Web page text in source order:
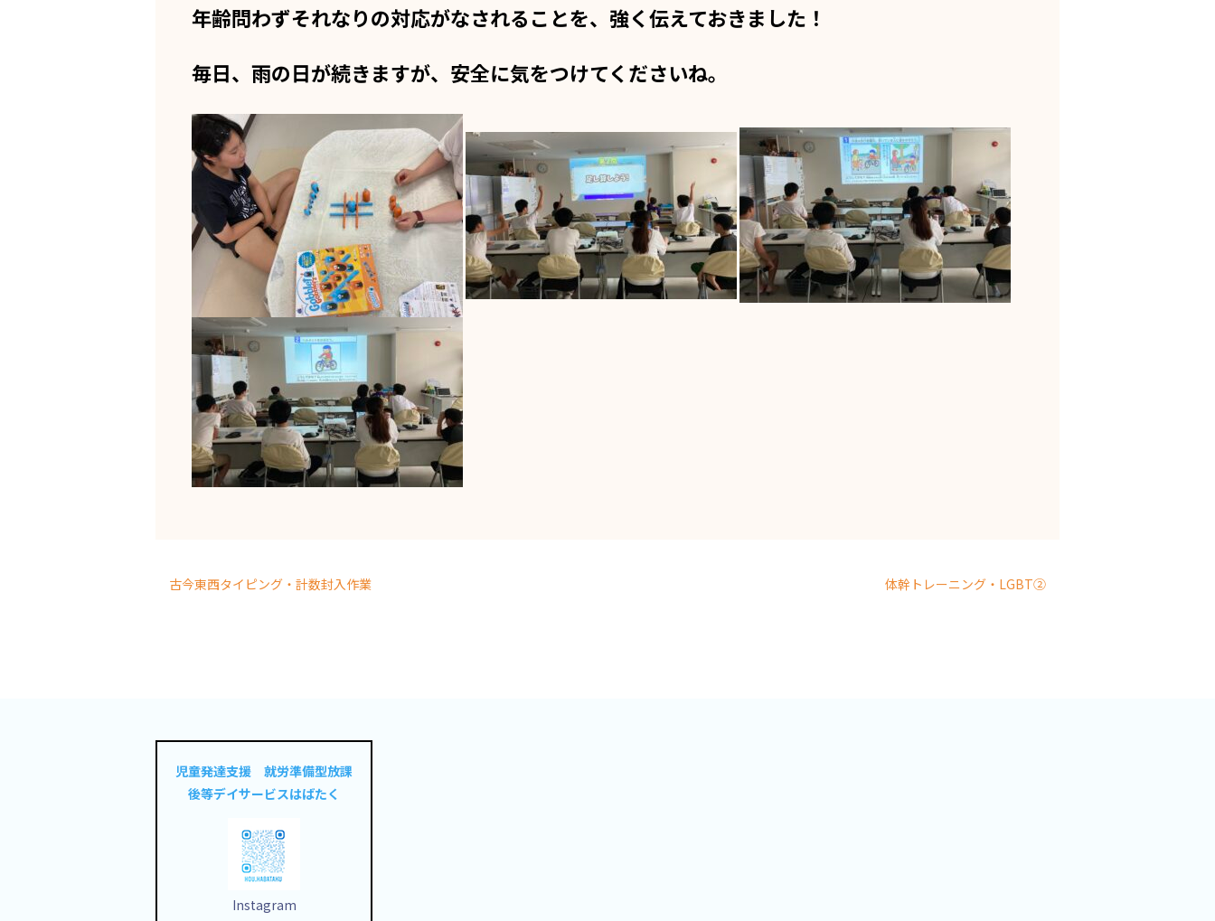
年齢問わずそれなりの対応がなされることを、強く伝えておきました！
毎日、雨の日が続きますが、安全に気をつけてくださいね。
古今東西タイピング・計数封入作業 体幹トレーニング・LGBT②
児童発達支援 就労準備型放課
後等デイサービスはばたく
Instagram